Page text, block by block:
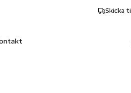
Skicka till